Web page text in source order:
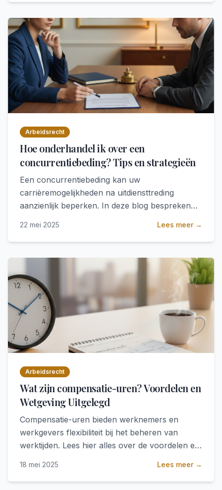
Arbeidsrecht
Hoe onderhandel ik over een
concurrentiebeding? Tips en strategieën
Een concurrentiebeding kan uw
carrièremogelijkheden na uitdiensttreding
aanzienlijk beperken. In deze blog bespreken
belangrijk zijn en hoe u uw belangen optimaal
kunt beschermen.
22 mei 2025 Lees meer →
Arbeidsrecht
Wat zijn compensatie-uren? Voordelen en
Wetgeving Uitgelegd
Compensatie-uren bieden werknemers en
werkgevers flexibiliteit bij het beheren van
werktijden. Lees hier alles over de voordelen en
18 mei 2025 Lees meer →